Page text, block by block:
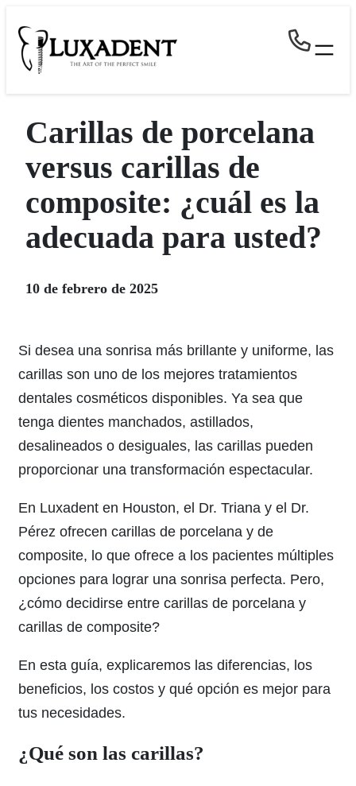
content
Carillas de porcelana
versus carillas de
composite: ¿cuál es la
adecuada para usted?
10 de febrero de 2025
Si desea una sonrisa más brillante y uniforme, las
carillas son uno de los mejores tratamientos
dentales cosméticos disponibles. Ya sea que
tenga dientes manchados, astillados,
desalineados o desiguales, las carillas pueden
proporcionar una transformación espectacular.
En Luxadent en Houston, el Dr. Triana y el Dr.
Pérez ofrecen carillas de porcelana y de
composite, lo que ofrece a los pacientes múltiples
opciones para lograr una sonrisa perfecta. Pero,
¿cómo decidirse entre carillas de porcelana y
carillas de composite?
En esta guía, explicaremos las diferencias, los
beneficios, los costos y qué opción es mejor para
tus necesidades.
¿Qué son las carillas?